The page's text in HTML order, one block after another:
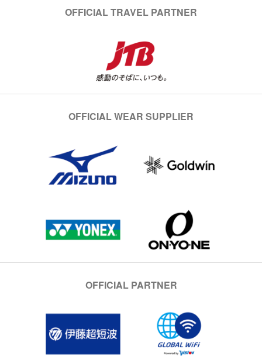
OFFICIAL TRAVEL PARTNER
OFFICIAL WEAR SUPPLIER
OFFICIAL PARTNER